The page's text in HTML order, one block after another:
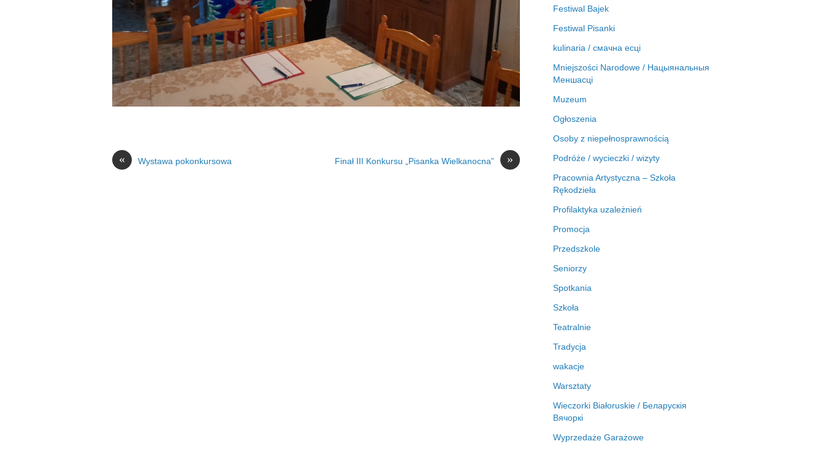
« Wystawa pokonkursowa »
Finał III Konkursu „Pisanka Wielkanocna”
Festiwal Bajek
Festiwal Pisanki
kulinaria / смачна есці
Mniejszości Narodowe / Нацыянальныя
Меншасці
Muzeum
Ogłoszenia
Osoby z niepełnosprawnością
Podróże / wycieczki / wizyty
Pracownia Artystyczna – Szkoła
Rękodzieła
Profilaktyka uzależnień
Promocja
Przedszkole
Seniorzy
Spotkania
Szkoła
Teatralnie
Tradycja
wakacje
Warsztaty
Wieczorki Białoruskie / Беларускія
Вячоркі
Wyprzedaże Garażowe